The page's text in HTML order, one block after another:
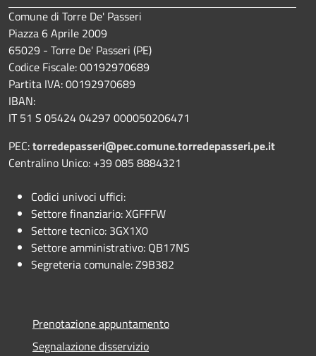
Comune di Torre De' Passeri
Piazza 6 Aprile 2009
65029 - Torre De' Passeri (PE)
Codice Fiscale: 00192970689
Partita IVA: 00192970689
IBAN:
IT 51 S 05424 04297 000050206471
PEC:torredepasseri@pec.comune.torredepasseri.pe.it
Centralino Unico: +39 085 8884321
Codici univoci uffici:
Settore finanziario: XGFFFW
Settore tecnico: 3GX1X0
Settore amministrativo: QB17NS
Segreteria comunale: Z9B382
Prenotazione appuntamento
Segnalazione disservizio